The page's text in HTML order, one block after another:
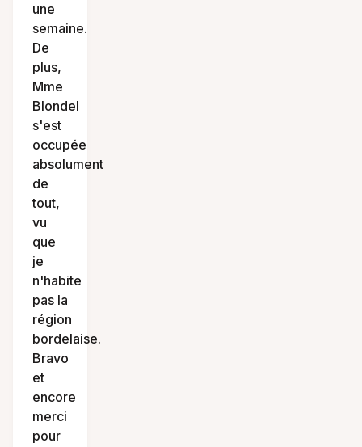
une
semaine.
De
plus,
Mme
Blondel
s'est
occupée
absolument
de
tout,
vu
que
je
n'habite
pas la
région
bordelaise.
Bravo
et
encore
merci
pour